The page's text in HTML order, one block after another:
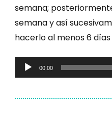
semana;
semana y así
hacerlo al menos 6
Audio
Player
00:00